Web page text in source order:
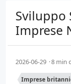
Sviluppo
Imprese
2026-06-29 8 min
Imprese